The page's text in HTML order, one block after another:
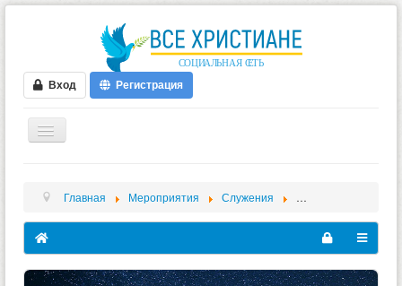
Вход Регистрация
ФОРУМ
ВИДЕО
БЛОГИ
Главная Мероприятия Служения 31 декабря В